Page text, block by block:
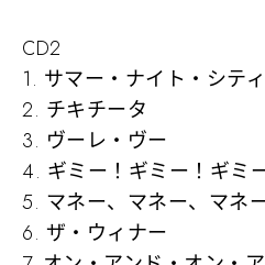
CD2
1. サマー・ナイト・シティ
2. チキチータ
3. ヴーレ・ヴー
4. ギミー！ギミー！ギミ
5. マネー、マネー、マネ
6. ザ・ウィナー